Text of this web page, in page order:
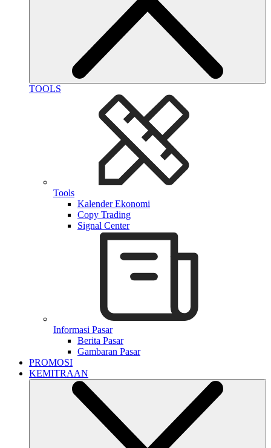
TOOLS
Tools
Kalender Ekonomi
Copy Trading
Signal Center
Informasi Pasar
Berita Pasar
Gambaran Pasar
PROMOSI
KEMITRAAN